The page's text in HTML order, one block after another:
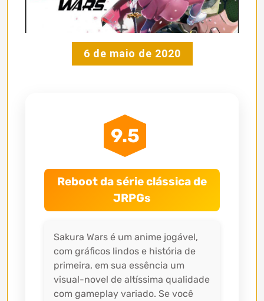
6 de maio de 2020
9.5
Reboot da série clássica de
JRPGs
Sakura Wars é um anime jogável,
com gráficos lindos e história de
primeira, em sua essência um
visual-novel de altíssima qualidade
com gameplay variado. Se você